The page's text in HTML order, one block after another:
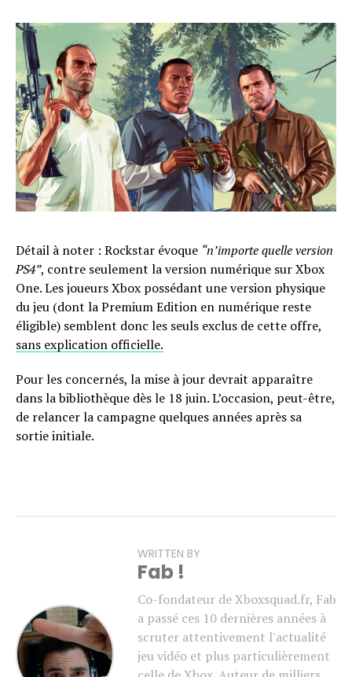
Détail à noter : Rockstar évoque “n’importe quelle version
PS4”, contre seulement la version numérique sur Xbox
One. Les joueurs Xbox possédant une version physique
du jeu (dont la Premium Edition en numérique reste
éligible) semblent donc les seuls exclus de cette offre,
sans explication officielle.
Pour les concernés, la mise à jour devrait apparaître
dans la bibliothèque dès le 18 juin. L’occasion, peut-être,
de relancer la campagne quelques années après sa
sortie initiale.
WRITTEN BY
Fab !
Co-fondateur de Xboxsquad.fr, Fab
a passé ces 10 dernières années à
scruter attentivement l'actualité
jeu vidéo et plus particulièrement